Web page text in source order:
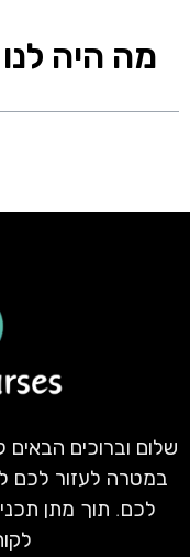
מה היה
שלום וברוכים הבאים
במטרה לעזור לכם
לכם. תוך מתן